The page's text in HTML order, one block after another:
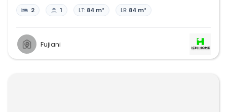
2 1 LT: 84 m² LB: 84 m²
Fujiani